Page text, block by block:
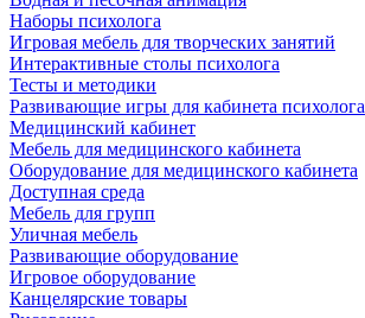
Наборы психолога
Игровая мебель для творческих занятий
Интерактивные столы психолога
Тесты и методики
Развивающие игры для кабинета психолога
Медицинский кабинет
Мебель для медицинского кабинета
Оборудование для медицинского кабинета
Доступная среда
Мебель для групп
Уличная мебель
Развивающие оборудование
Игровое оборудование
Канцелярские товары